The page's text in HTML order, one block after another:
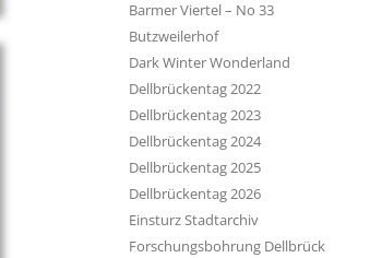
Barmer Viertel – No 33
Butzweilerhof
Dark Winter Wonderland
Dellbrückentag 2022
Dellbrückentag 2023
Dellbrückentag 2024
Dellbrückentag 2025
Dellbrückentag 2026
Einsturz Stadtarchiv
Forschungsbohrung Dellbrück